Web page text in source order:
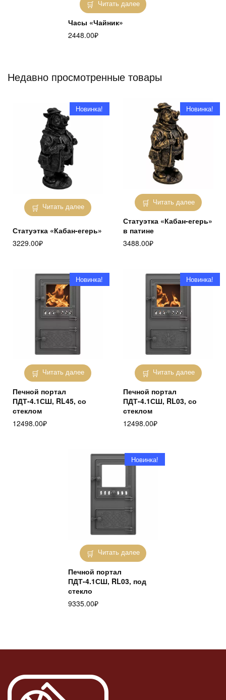
Читать далее
Часы «Чайник»
2448.00₽
Недавно просмотренные товары
Читать далее
Новинка!
Статуэтка «Кабан-егерь»
3229.00₽
Читать далее
Новинка!
Статуэтка «Кабан-егерь»
в патине
3488.00₽
Читать далее
Новинка!
Печной портал
ПДТ-4.1СШ, RL45, со
стеклом
12498.00₽
Читать далее
Новинка!
Печной портал
ПДТ-4.1СШ, RL03, со
стеклом
12498.00₽
Читать далее
Новинка!
Печной портал
ПДТ-4.1СШ, RL03, под
стекло
9335.00₽